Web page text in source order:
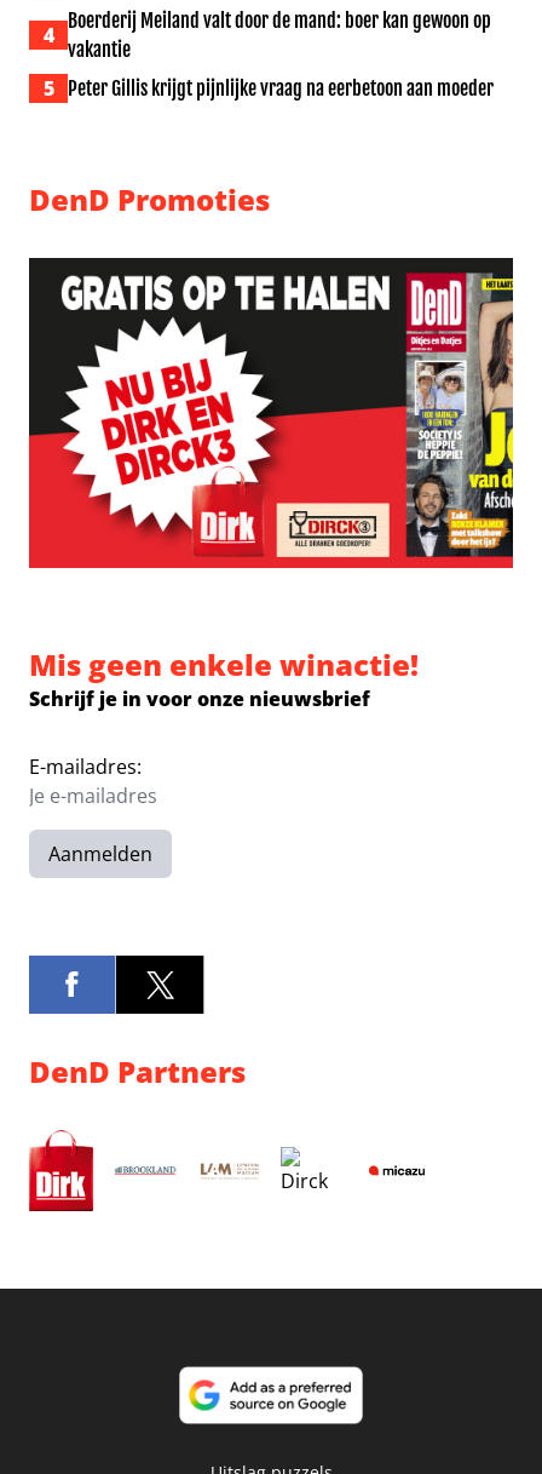
4
Boerderij Meiland valt door de mand: boer kan gewoon op
vakantie
5 Peter Gillis krijgt pijnlijke vraag na eerbetoon aan moeder
DenD Promoties
Mis geen enkele winactie!
Schrijf je in voor onze nieuwsbrief
E-mailadres:
Aanmelden
DenD Partners